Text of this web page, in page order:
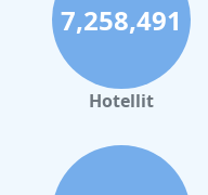
7,258,491
Hotellit